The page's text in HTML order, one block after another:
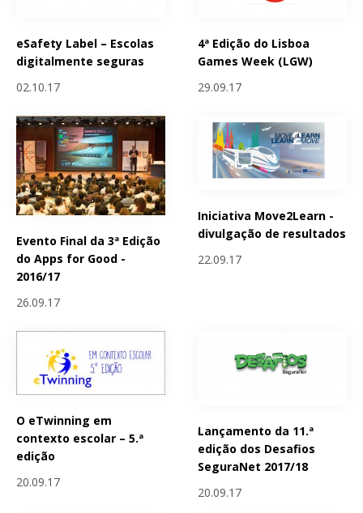
eSafety Label – Escolas
digitalmente seguras
02.10.17
4ª Edição do Lisboa
Games Week (LGW)
29.09.17
Evento Final da 3ª Edição
do Apps for Good -
2016/17
26.09.17
Iniciativa Move2Learn -
divulgação de resultados
22.09.17
O eTwinning em
contexto escolar – 5.ª
edição
20.09.17
Lançamento da 11.ª
edição dos Desafios
SeguraNet 2017/18
20.09.17